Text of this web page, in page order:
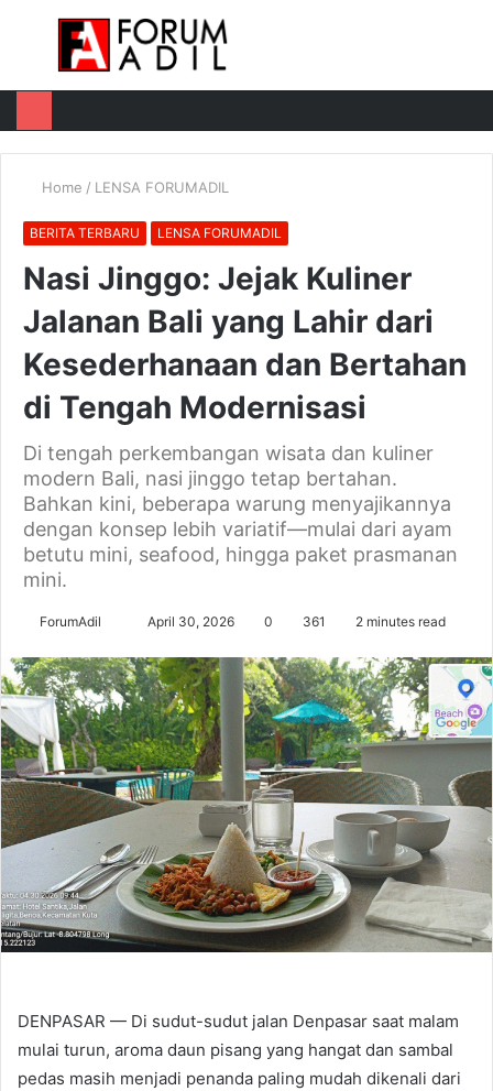
Menu
Home / LENSA FORUMADIL
BERITA TERBARU LENSA FORUMADIL
Nasi Jinggo: Jejak Kuliner
Jalanan Bali yang Lahir dari
Kesederhanaan dan Bertahan
di Tengah Modernisasi
Di tengah perkembangan wisata dan kuliner
modern Bali, nasi jinggo tetap bertahan.
Bahkan kini, beberapa warung menyajikannya
dengan konsep lebih variatif—mulai dari ayam
betutu mini, seafood, hingga paket prasmanan
mini.
ForumAdil
email
April 30, 2026 0 361 2 minutes read
DENPASAR — Di sudut-sudut jalan Denpasar saat malam
mulai turun, aroma daun pisang yang hangat dan sambal
pedas masih menjadi penanda paling mudah dikenali dari